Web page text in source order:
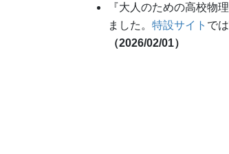
『大人のための高校物
ました。 特設サイト で
（2026/02/01）